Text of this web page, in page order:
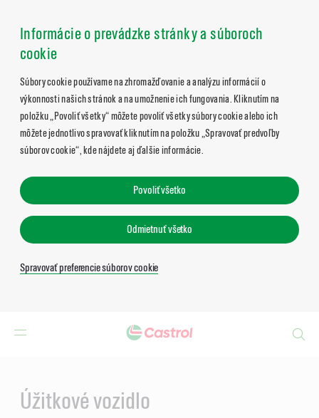
Informácie o prevádzke stránky a súboroch
cookie
Súbory cookie používame na zhromažďovanie a analýzu informácií o
výkonnosti našich stránok a na umožnenie ich fungovania. Kliknutím na
položku „Povoliť všetky“ môžete povoliť všetky súbory cookie alebo ich
môžete jednotlivo spravovať kliknutím na položku „Spravovať predvoľby
súborov cookie“, kde nájdete aj ďalšie informácie.
Povoliť všetko
Odmietnuť všetko
Spravovať preferencie súborov cookie
Úžitkové vozidlo